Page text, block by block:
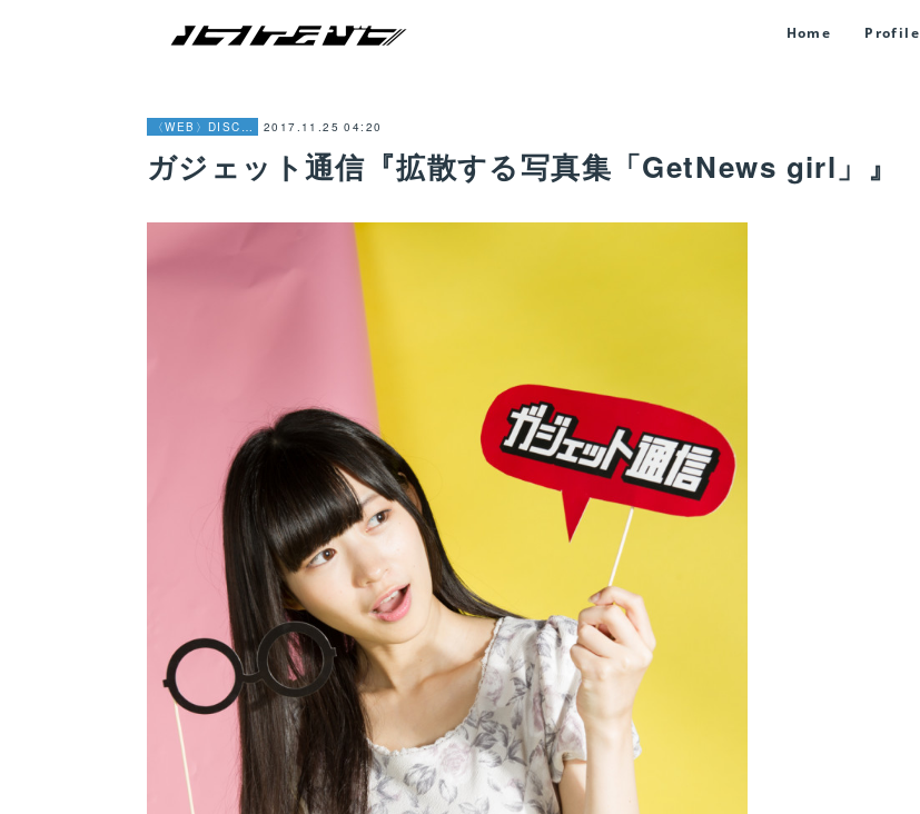
Home Profile
〈WEB〉DISCOGRAPHY 2017.11.25 04:20
ガジェット通信『拡散する写真集「GetNews girl」』